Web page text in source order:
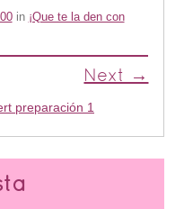
in ¡Que te la den con
Next →